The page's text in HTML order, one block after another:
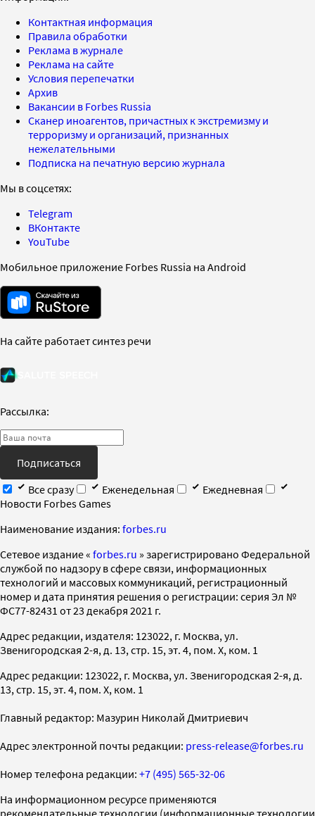
Контактная информация
Правила обработки
Реклама в журнале
Реклама на сайте
Условия перепечатки
Архив
Вакансии в Forbes Russia
Сканер иноагентов, причастных к экстремизму и
терроризму и организаций, признанных
нежелательными
Подписка на печатную версию журнала
Мы в соцсетях:
Telegram
ВКонтакте
YouTube
Мобильное приложение Forbes Russia на Android
На сайте работает синтез речи
Рассылка:
Подписаться
Все сразу
Еженедельная
Ежедневная
Новости Forbes Games
Наименование издания: forbes.ru
Cетевое издание « forbes.ru » зарегистрировано Федеральной
службой по надзору в сфере связи, информационных
технологий и массовых коммуникаций, регистрационный
номер и дата принятия решения о регистрации: серия Эл №
ФС77-82431 от 23 декабря 2021 г.
Адрес редакции, издателя: 123022, г. Москва, ул.
Звенигородская 2-я, д. 13, стр. 15, эт. 4, пом. X, ком. 1
Адрес редакции: 123022, г. Москва, ул. Звенигородская 2-я, д.
13, стр. 15, эт. 4, пом. X, ком. 1
Главный редактор: Мазурин Николай Дмитриевич
Адрес электронной почты редакции: press-release@forbes.ru
Номер телефона редакции: +7 (495) 565-32-06
На информационном ресурсе применяются